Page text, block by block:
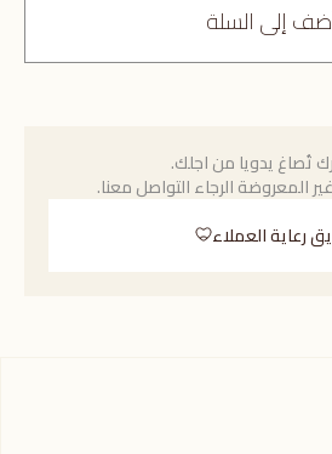
إلى السلة
تُصاغ يدويا من اجلك.
المعروضة الرجاء التواصل معنا.
رعاية العملاء